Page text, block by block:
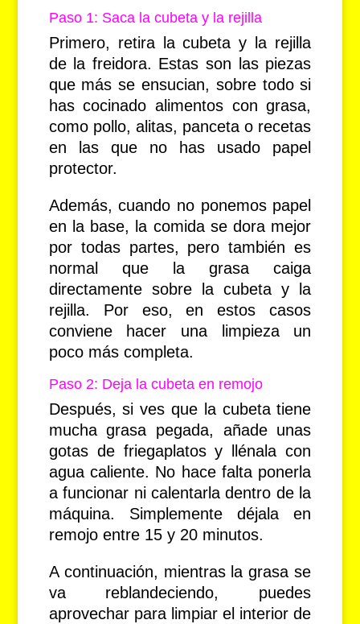
Paso 1: Saca la cubeta y la rejilla
Primero, retira la cubeta y la rejilla
de la freidora. Estas son las piezas
que más se ensucian, sobre todo si
has cocinado alimentos con grasa,
como pollo, alitas, panceta o recetas
en las que no has usado papel
protector.
Además, cuando no ponemos papel
en la base, la comida se dora mejor
por todas partes, pero también es
normal que la grasa caiga
directamente sobre la cubeta y la
rejilla. Por eso, en estos casos
conviene hacer una limpieza un
poco más completa.
Paso 2: Deja la cubeta en remojo
Después, si ves que la cubeta tiene
mucha grasa pegada, añade unas
gotas de friegaplatos y llénala con
agua caliente. No hace falta ponerla
a funcionar ni calentarla dentro de la
máquina. Simplemente déjala en
remojo entre 15 y 20 minutos.
A continuación, mientras la grasa se
va reblandeciendo, puedes
aprovechar para limpiar el interior de